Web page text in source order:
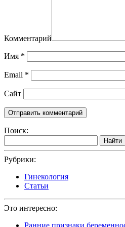
Комментарий
Имя *
Email *
Сайт
Поиск:
Найти
Рубрики:
Гинекология
Статьи
Это интересно: